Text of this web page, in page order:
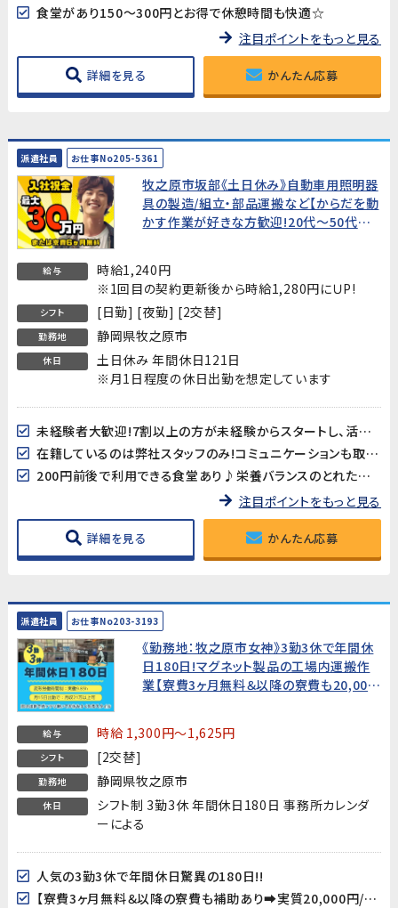
食堂があり150～300円とお得で休憩時間も快適☆
注目ポイントをもっと見る
詳細を見る かんたん応募
派遣社員 お仕事No205-5361
牧之原市坂部《土日休み》自動車用照明器
具の製造/組立・部品運搬など【からだを動
かす作業が好きな方歓迎!20代～50代男
給与
時給1,240円
※1回目の契約更新後から時給1,280円にＵP!
シフト [日勤] [夜勤] [2交替]
勤務地 静岡県牧之原市
休日
土日休み 年間休日121日
※月1日程度の休日出勤を想定しています
未経験者大歓迎!7割以上の方が未経験からスタートし、活躍されています!弊社管理者が常駐していますので、相談事などもし易い環境です
在籍しているのは弊社スタッフのみ!コミュニケーションも取り易く、初心者の方にもしっかりフォローが付きます!
200円前後で利用できる食堂あり♪栄養バランスのとれたメニューが揃っています!
注目ポイントをもっと見る
詳細を見る かんたん応募
派遣社員 お仕事No203-3193
《勤務地：牧之原市女神》3勤3休で年間休
日180日!マグネット製品の工場内運搬作
業【寮費3ヶ月無料＆以降の寮費も20,000
給与 時給 1,300円～1,625円
シフト [2交替]
勤務地 静岡県牧之原市
休日
シフト制 3勤3休 年間休日180日 事務所カレンダ
ーによる
人気の3勤3休で年間休日驚異の180日!!
【寮費3ヶ月無料＆以降の寮費も補助あり➡実質20,000円/月!】